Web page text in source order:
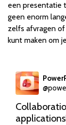
een presentatie
geen enorm
zelfs afvragen
kunt maken om
@